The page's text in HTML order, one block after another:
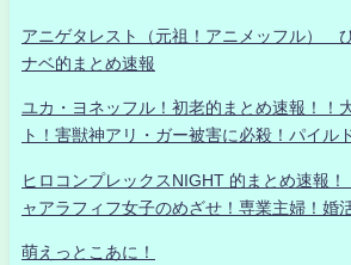
アニゲタレスト（元祖！アニメッフル）
ナベ的まとめ速報
ユカ・ヨネッフル！初老的まとめ速報！！
ト！害獣神アリ・ガー被害に必殺！パイル
ヒロコンプレックスNIGHT 的まとめ速報
ャアラフィフ女子のめざせ！専業主婦！婚
萌えっとこあに！